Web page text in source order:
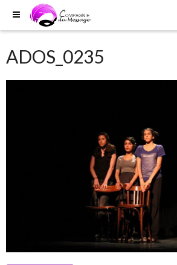
ADOS_0235